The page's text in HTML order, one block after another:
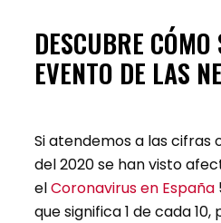
DESCUBRE CÓMO
EVENTO DE LAS
Si atendemos a las cifras
del 2020 se han visto
elCoronavirus en España
que significa 1 de cada 10,